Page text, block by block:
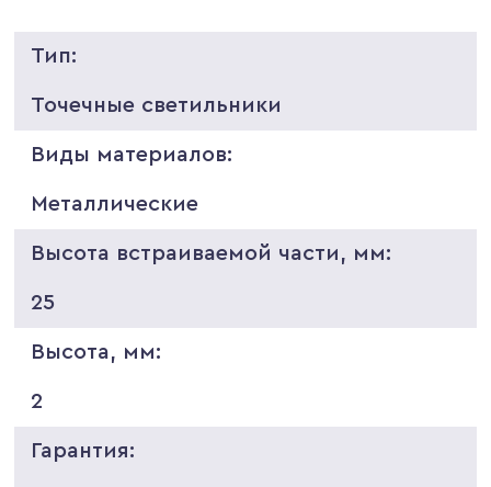
Тип:
Точечные светильники
Виды материалов:
Металлические
Высота встраиваемой части, мм:
25
Высота, мм:
2
Гарантия: